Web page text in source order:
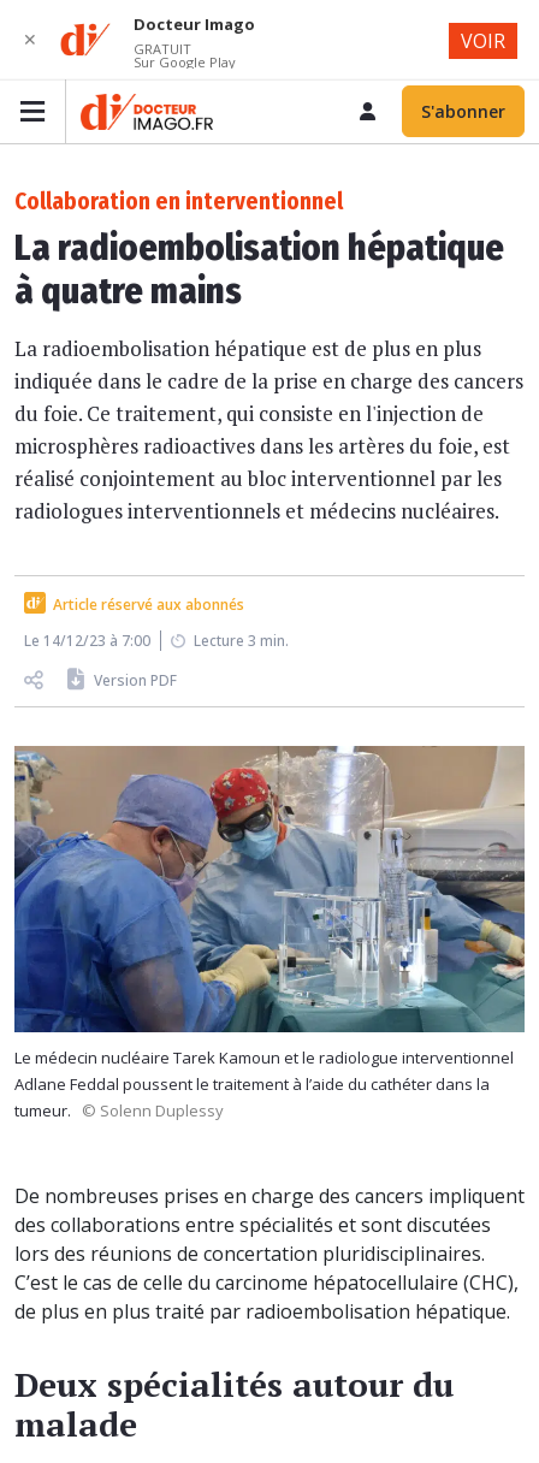
S'abonner
Collaboration en interventionnel
La radioembolisation hépatique
à quatre mains
La radioembolisation hépatique est de plus en plus
indiquée dans le cadre de la prise en charge des cancers
du foie. Ce traitement, qui consiste en l'injection de
microsphères radioactives dans les artères du foie, est
réalisé conjointement au bloc interventionnel par les
radiologues interventionnels et médecins nucléaires.
Article réservé aux abonnés
Le 14/12/23 à 7:00
Lecture 3 min.
Version PDF
Le médecin nucléaire Tarek Kamoun et le radiologue interventionnel
Adlane Feddal poussent le traitement à l’aide du cathéter dans la
tumeur.
© Solenn Duplessy
De nombreuses prises en charge des cancers impliquent
des collaborations entre spécialités et sont discutées
lors des réunions de concertation pluridisciplinaires.
C’est le cas de celle du carcinome hépatocellulaire (CHC),
de plus en plus traité par radioembolisation hépatique.
Deux spécialités autour du
malade
✕
Docteur Imago
GRATUIT
Sur Google Play
VOIR